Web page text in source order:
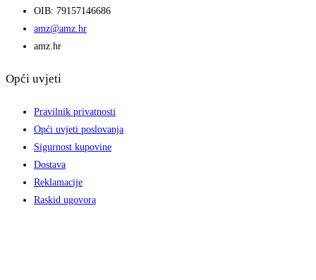
OIB: 79157146686
amz@amz.hr
amz.hr
Opći uvjeti
Pravilnik privatnosti
Opći uvjeti poslovanja
Sigurnost kupovine
Dostava
Reklamacije
Raskid ugovora